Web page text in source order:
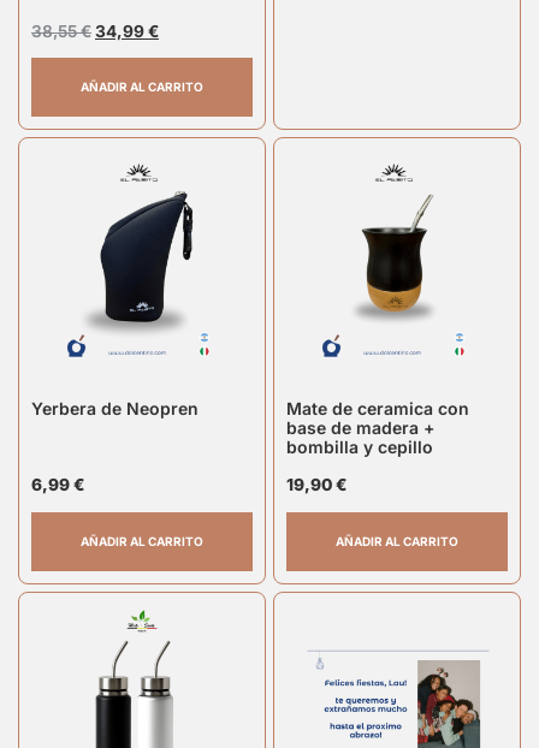
38,55€34,99€
AÑADIR AL CARRITO
Yerbera de Neopren
6,99€
AÑADIR AL CARRITO
Mate de ceramica con
base de madera +
bombilla y cepillo
19,90€
AÑADIR AL CARRITO